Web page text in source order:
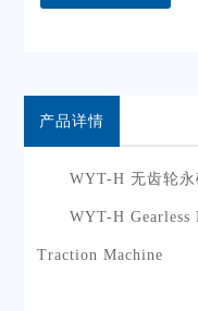
产品详情
WYT-H无齿轮
WYT-H Gearless
Traction Machine